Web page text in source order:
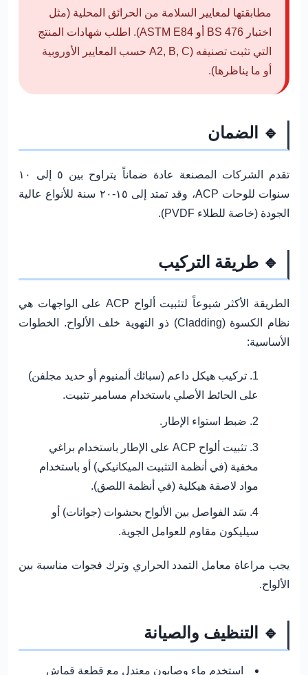
مطابقتها لمعايير السلامة من الحرائق المحلية (مثل
اختبار BS 476 أو ASTM E84). اطلب شهادات المنتج
التي تثبت تصنيفه (A2, B, C حسب المعايير الأوروبية
أو ما يناظرها).
🔹 الضمان
تقدم الشركات المصنعة عادة ضماناً يتراوح بين ٥ إلى ١٠
سنوات للوحات ACP، وقد تمتد إلى ١٥-٢٠ سنة للأنواع عالية
الجودة (خاصة للطلاء PVDF).
🔹 طريقة التركيب
الطريقة الأكثر شيوعاً لتثبيت ألواح ACP على الواجهات هي
نظام الكسوة (Cladding) ذو التهوية خلف الألواح
. الخطوات
الأساسية:
تركيب هيكل داعم (سبائك ألمنيوم أو حديد مجلفن)
على الحائط الأصلي باستخدام مسامير تثبيت.
ضبط استواء الإطار.
تثبيت ألواح ACP على الإطار باستخدام براغي
مخفية (في أنظمة التثبيت الميكانيكي) أو باستخدام
مواد لاصقة هيكلية (في أنظمة اللصق).
سَد الفواصل بين الألواح بحشوات (جوانات) أو
سيليكون مقاوم للعوامل الجوية.
يجب مراعاة معامل التمدد الحراري وترك فجوات مناسبة بين
الألواح.
🔹 التنظيف والصيانة
استخدم ماء وصابون معتدل مع قطعة قماش